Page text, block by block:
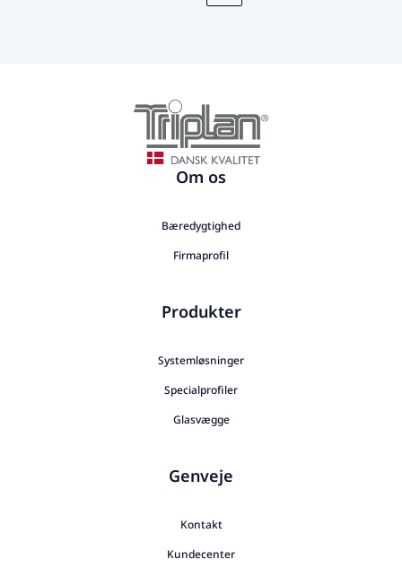
Om os
Bæredygtighed
Firmaprofil
Produkter
Systemløsninger
Specialprofiler
Glasvægge
Genveje
Kontakt
Kundecenter